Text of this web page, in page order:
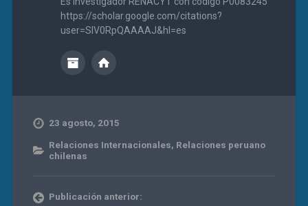
https://scholar.google.com/citations?
user=SIV0RpQAAAAJ&hl=es
23 agosto, 2015
Relaciones Internacionales, Relaciones peruano
chilenas
Publicación anterior: